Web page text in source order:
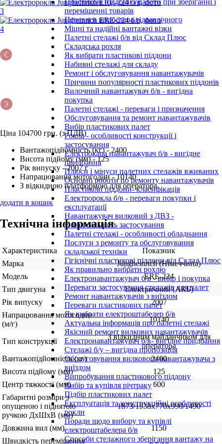
Пластикові піддони і палети при зберіганні і
переміщенні товарів
Переваги штабелера гідравлічного
Міцні та надійні вантажні візки
Палетні стелажі б/в від Склад Плюс
Складська рохля
Як вибрати пластикові піддони
Набивні стелажі для складу
Ремонт і обслуговування навантажувачів
Причини популярності пластикових піддонів
Вилочний навантажувач б/в - вигідна
покупка
Палетні стелажі - переваги і призначення
Обслуговування та ремонт навантажувачів
Вибір пластикових палет
Рокла - особливості конструкції і
застосування
Електрокара навантажувач б/в - вигідне
придбання
Плюси і мінуси палетних стелажів вживаних
Основні роботи по ремонту навантажувачів
Пластикові піддони- класифікація
Електророкла б/в - переваги покупки і
експлуатації
Навантажувач вилковий з ДВЗ -
універсальність застосування
Палетні стелажі - особливості обладнання
Послуги з ремонту та обслуговування
складської техніки
Гігієнічні пластикові піддони від Склад Плюс
Як правильно вибрати рохлю
Електронавантажувач б/в - вибір і покупка
Переваги застосування стелажів для палет
Ремонт навантажувачів з виїздом
Переваги пластикових палет
Як вибрати електроштабелер б/в
Актуальна інформація про палетні стелажі
Якісний ремонт вилкових навантажувачів
Електронавантажувач б/в- вигідне придбання
Стелажі б/у – вигідна пропозиція
Обслуговування вилкового навантажувача з
виїздом
Випробування пластикового піддону
Вибір та купівля річтраку
Підбір пластикових палет
Експлуатація та конструкційні особливості
рокли
Поради щодо вибору та купівлі
електроштабелера б/в
Способи стелажного зберігання вантажу на
Ціна 104700 грн. (з ПДВ)
Вантажопідйомність (кг) - 2400
Висота підйому (мм) - 125
Рік випуску - 2007 г
Напрацювання мотогодин - 10140
З відкидною платформою для оператора
додати в кошик
Технічна інформація
Характеристика
Показник
Марка
Jungheinrich (Німеччина)
Модель
ERE-224
Тип двигуна
Електричний (АКБ)
Рік випуску
2007
Напрацювання мотогодин
(м/г)
10140
Тип конструкції
З відкидним майданчиком для
оператора
Вантажопідйомність (кг)
2400
Висота підйому (мм)
125
Центр тяжкості (мм)
600
Габаритні розміри з
опущеною і піднятою
ручкою ДхШхВ (мм)
1873/1938х770х990/1490
Довжина вил (мм)
1150
Швидкість переміщення